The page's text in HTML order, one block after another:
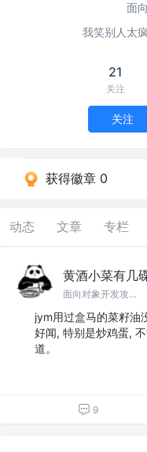
面
我笑别人太
21
关注
关注
获得徽章 0
动态 文章 专栏
黄酒小菜有几
面向对象开发攻城狮
jym用过盒马的菜籽油
好闻, 特别是炒鸡蛋,
道。
9